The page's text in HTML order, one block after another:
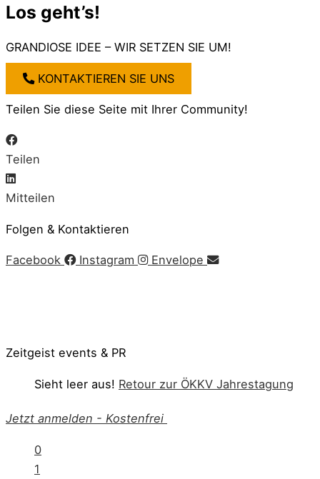
Los geht’s!
GRANDIOSE IDEE – WIR SETZEN SIE UM!
KONTAKTIEREN SIE UNS
Teilen Sie diese Seite mit Ihrer Community!
Teilen
Mitteilen
Folgen & Kontaktieren
Facebook Instagram Envelope
Zeitgeist events & PR
Sieht leer aus! Retour zur ÖKKV Jahrestagung
Jetzt anmelden - Kostenfrei
0
1